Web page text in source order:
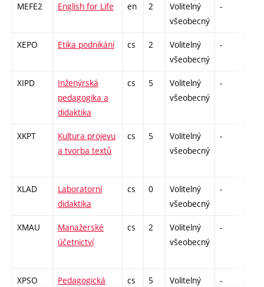
MEFE2 English for Life en 2
Volitelný
všeobecný
-
XEPO Etika podnikání cs 2
Volitelný
všeobecný
-
XIPD
Inženýrská
pedagogika a
didaktika
cs 5
Volitelný
všeobecný
-
XKPT
Kultura projevu
a tvorba textů
cs 5
Volitelný
všeobecný
-
XLAD
Laboratorní
didaktika
cs 0
Volitelný
všeobecný
-
XMAU
Manažerské
účetnictví
cs 2
Volitelný
všeobecný
-
XPSO
Pedagogická
cs 5
Volitelný
-